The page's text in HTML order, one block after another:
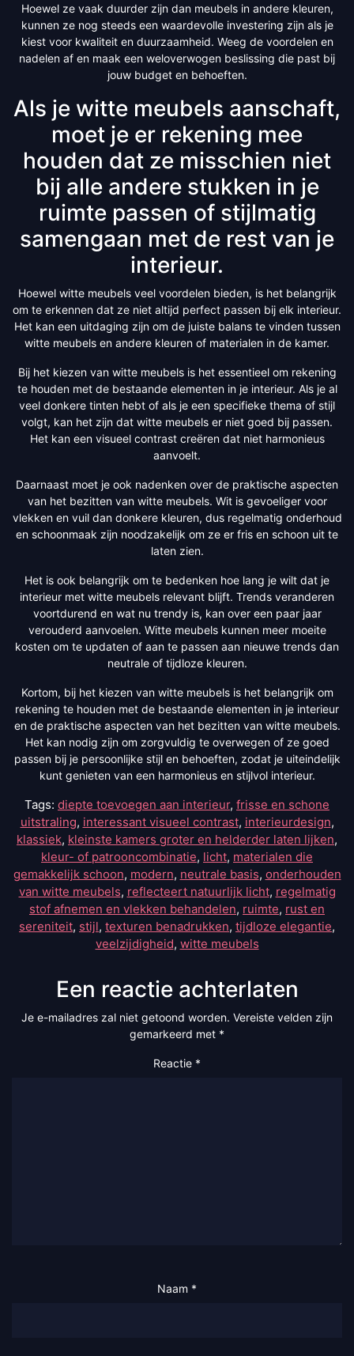
Hoewel ze vaak duurder zijn dan meubels in andere kleuren,
kunnen ze nog steeds een waardevolle investering zijn als je
kiest voor kwaliteit en duurzaamheid. Weeg de voordelen en
nadelen af en maak een weloverwogen beslissing die past bij
jouw budget en behoeften.
Als je witte meubels aanschaft,
moet je er rekening mee
houden dat ze misschien niet
bij alle andere stukken in je
ruimte passen of stijlmatig
samengaan met de rest van je
interieur.
Hoewel witte meubels veel voordelen bieden, is het belangrijk
om te erkennen dat ze niet altijd perfect passen bij elk interieur.
Het kan een uitdaging zijn om de juiste balans te vinden tussen
witte meubels en andere kleuren of materialen in de kamer.
Bij het kiezen van witte meubels is het essentieel om rekening
te houden met de bestaande elementen in je interieur. Als je al
veel donkere tinten hebt of als je een specifieke thema of stijl
volgt, kan het zijn dat witte meubels er niet goed bij passen.
Het kan een visueel contrast creëren dat niet harmonieus
aanvoelt.
Daarnaast moet je ook nadenken over de praktische aspecten
van het bezitten van witte meubels. Wit is gevoeliger voor
vlekken en vuil dan donkere kleuren, dus regelmatig onderhoud
en schoonmaak zijn noodzakelijk om ze er fris en schoon uit te
laten zien.
Het is ook belangrijk om te bedenken hoe lang je wilt dat je
interieur met witte meubels relevant blijft. Trends veranderen
voortdurend en wat nu trendy is, kan over een paar jaar
verouderd aanvoelen. Witte meubels kunnen meer moeite
kosten om te updaten of aan te passen aan nieuwe trends dan
neutrale of tijdloze kleuren.
Kortom, bij het kiezen van witte meubels is het belangrijk om
rekening te houden met de bestaande elementen in je interieur
en de praktische aspecten van het bezitten van witte meubels.
Het kan nodig zijn om zorgvuldig te overwegen of ze goed
passen bij je persoonlijke stijl en behoeften, zodat je uiteindelijk
kunt genieten van een harmonieus en stijlvol interieur.
Tags: diepte toevoegen aan interieur, frisse en schone
uitstraling, interessant visueel contrast, interieurdesign,
klassiek, kleinste kamers groter en helderder laten lijken,
kleur- of patrooncombinatie, licht, materialen die
gemakkelijk schoon, modern, neutrale basis, onderhouden
van witte meubels, reflecteert natuurlijk licht, regelmatig
stof afnemen en vlekken behandelen, ruimte, rust en
sereniteit, stijl, texturen benadrukken, tijdloze elegantie,
veelzijdigheid, witte meubels
Een reactie achterlaten
Je e-mailadres zal niet getoond worden. Vereiste velden zijn
gemarkeerd met *
Reactie *
Naam *